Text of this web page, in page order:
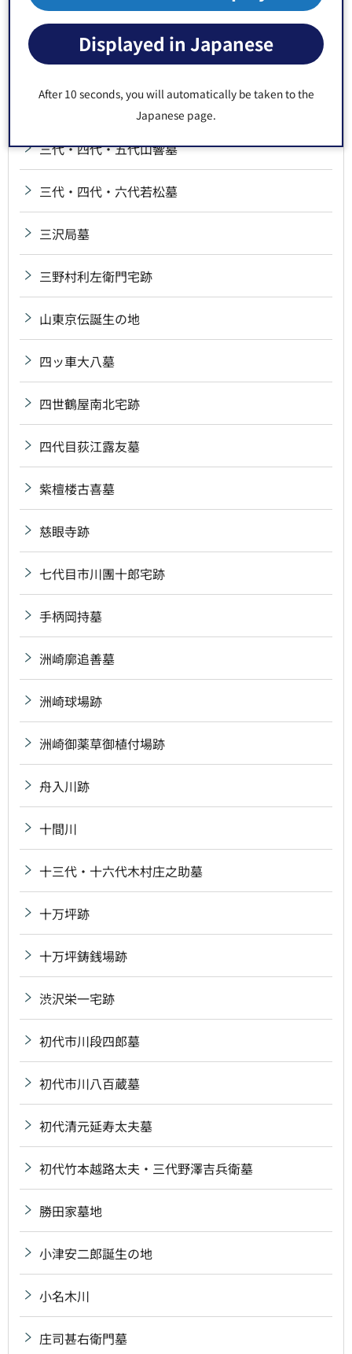
Displayed in Japanese
After 10 seconds, you will automatically be taken to the
Japanese page.
三井親和墓
三角屋鋪跡
三代・四代・五代山響墓
三代・四代・六代若松墓
三沢局墓
三野村利左衛門宅跡
山東京伝誕生の地
四ッ車大八墓
四世鶴屋南北宅跡
四代目荻江露友墓
紫檀楼古喜墓
慈眼寺跡
七代目市川團十郎宅跡
手柄岡持墓
洲崎廓追善墓
洲崎球場跡
洲崎御薬草御植付場跡
舟入川跡
十間川
十三代・十六代木村庄之助墓
十万坪跡
十万坪鋳銭場跡
渋沢栄一宅跡
初代市川段四郎墓
初代市川八百蔵墓
初代清元延寿太夫墓
初代竹本越路太夫・三代野澤吉兵衛墓
勝田家墓地
小津安二郎誕生の地
小名木川
庄司甚右衛門墓